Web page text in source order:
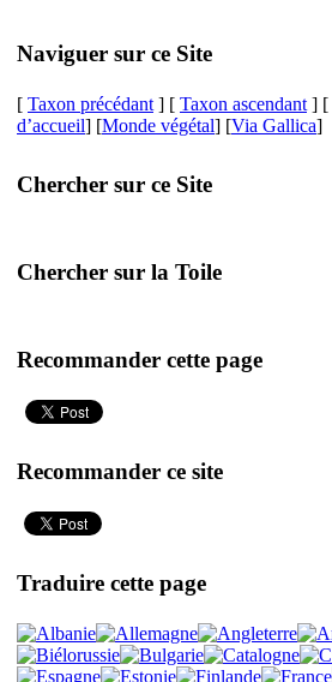
Naviguer sur ce Site
[ Taxon précédant ] [ Taxon ascendant ] [
d’accueil] [Monde végétal] [Via Gallica]
Chercher sur ce Site
Chercher sur la Toile
Recommander cette page
Recommander ce site
Traduire cette page